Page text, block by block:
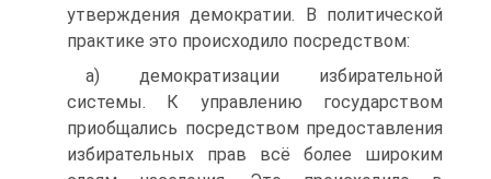
утверждения демократии. В полити­ческой
практике это происходило посредством:
а) демократизации избирательной
системы. К управлению государством
приобщались посредством предоставления
избирательных прав всё более широ­ким